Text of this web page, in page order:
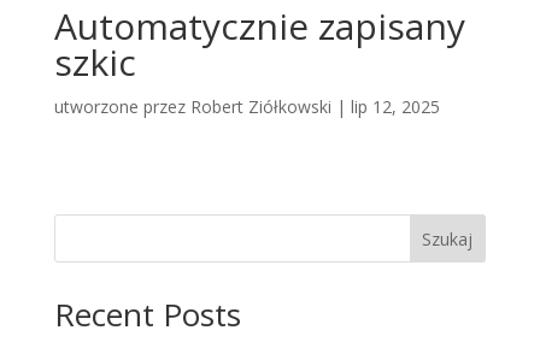
Automatycznie zapisany
szkic
utworzone przez Robert Ziółkowski | lip 12, 2025
Szukaj
Recent Posts